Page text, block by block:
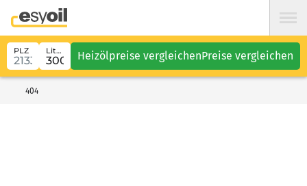
PLZ Liter Heizölpreise vergleichenPreise vergleichen
404